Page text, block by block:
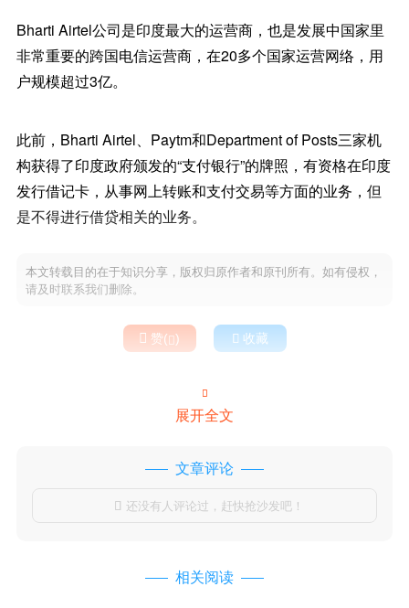
Bharti Airtel公司是印度最大的运营商，也是发展中国家里
非常重要的跨国电信运营商，在20多个国家运营网络，用
户规模超过3亿。
此前，Bharti Airtel、Paytm和Department of Posts三家机
构获得了印度政府颁发的“支付银行”的牌照，有资格在印度
发行借记卡，从事网上转账和支付交易等方面的业务，但
是不得进行借贷相关的业务。
本文转载目的在于知识分享，版权归原作者和原刊所有。如有侵权，
请及时联系我们删除。
 赞()  收藏

展开全文
文章评论
 还没有人评论过，赶快抢沙发吧！
相关阅读